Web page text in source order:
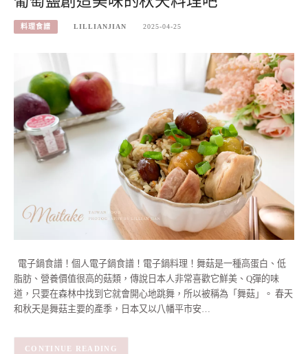
料理食譜 LILLIANJIAN 2025-04-25
電子鍋食譜！個人電子鍋食譜！電子鍋料理！舞菇是一種高蛋白、低
脂肪、營養價值很高的菇類，傳說日本人非常喜歡它鮮美、Q彈的味
道，只要在森林中找到它就會開心地跳舞，所以被稱為「舞菇」。 春天
和秋天是舞菇主要的產季，日本又以八幡平市安…
CONTINUE READING